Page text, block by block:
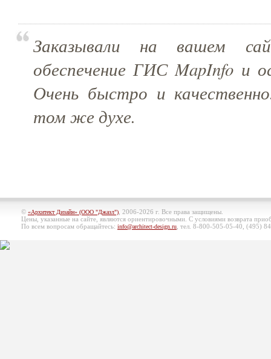
Заказывали на вашем
обеспечение ГИС MapInfo и
Очень быстро и
том же духе.
© «Архитект Дизайн» (ООО "Джазл") , 2006-2026 г. Все права защищены.
Цены, указанные на сайте, являются ориентировочными. С условиями возврата
По всем вопросам обращайтесь: info@architect-design.ru , тел. 8-800-505-05-40, (495)